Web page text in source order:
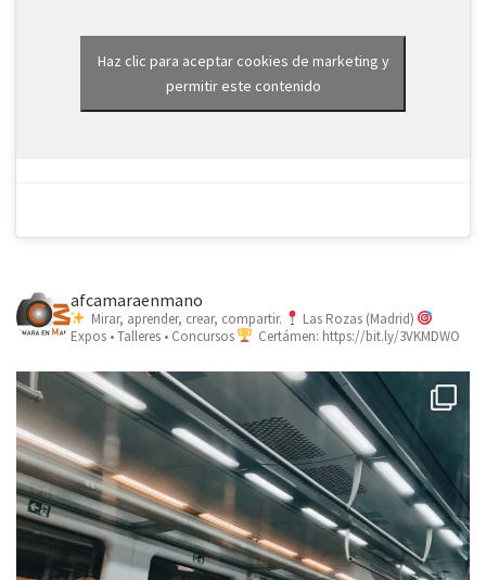
Haz clic para aceptar cookies de marketing y
permitir este contenido
afcamaraenmano
Mirar, aprender, crear, compartir.
Las Rozas (Madrid)
Expos • Talleres • Concursos
Certámen: https://bit.ly/3VKMDWO